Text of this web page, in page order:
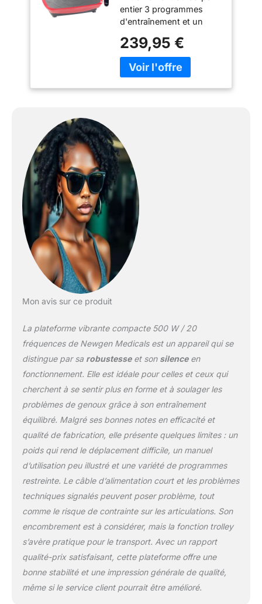
entier 3 programmes
d'entraînement et un
fréquences d'oscillation
réglables Supporte
jusqu'à 120 kg Contrôle
239,95 €
Mon avis sur ce produit
La plateforme vibrante compacte 500 W / 20
fréquences de Newgen Medicals est un appareil qui se
distingue par sa robustesseet son silenceen
fonctionnement. Elle est idéale pour celles et ceux qui
cherchent à se sentir plus en forme et à soulager les
problèmes de genoux grâce à son entraînement
équilibré. Malgré ses bonnes notes en efficacité et
qualité de fabrication, elle présente quelques limites : un
poids qui rend le déplacement difficile, un manuel
d’utilisation peu illustré et une variété de programmes
restreinte. Le câble d’alimentation court et les problèmes
techniques signalés peuvent poser problème, tout
comme le risque de contrainte sur les articulations. Son
encombrement est à considérer, mais la fonction trolley
s’avère pratique pour le transport. Avec un rapport
qualité-prix satisfaisant, cette plateforme offre une
bonne stabilité et une impression générale de qualité,
même si le service client pourrait être amélioré.